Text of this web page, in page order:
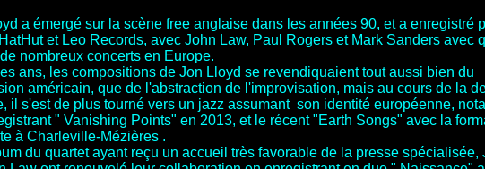
a émergé sur la scène free anglaise dans les années 90, et a enregistré
et Leo Records, avec John Law, Paul Rogers et Mark Sanders avec
nombreux concerts en Europe.
ans, les compositions de Jon Lloyd se revendiquaient tout aussi bien du
américain, que de l'abstraction de l'improvisation, mais au cours de la
il s'est de plus tourné vers un jazz assumant son identité européenne,
" Vanishing Points" en 2013, et le récent "Earth Songs" avec la
à Charleville-Mézières .
du quartet ayant reçu un accueil très favorable de la presse spécialisée,